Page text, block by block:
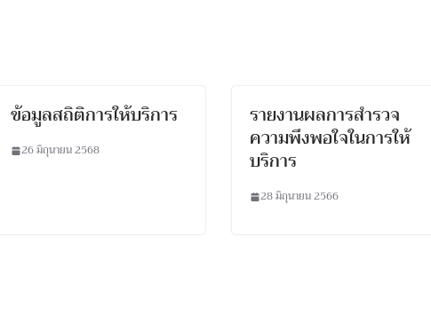
ข้อมูลสถิติการให้บริการ
26 มิถุนายน 2568
รายงานผลการสำรวจ
ความพึงพอใจในการให้
บริการ
28 มิถุนายน 2566